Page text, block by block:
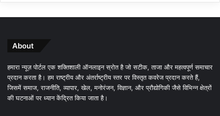
About
हमारा न्यूज़ पोर्टल एक शक्तिशाली ऑनलाइन स्रोत है जो सटीक, ताजा और महत्वपूर्ण समाचार
प्रदान करता है। हम राष्ट्रीय और अंतर्राष्ट्रीय स्तर पर विस्तृत कवरेज प्रदान करते हैं,
जिसमें समाज, राजनीति, व्यापार, खेल, मनोरंजन, विज्ञान, और प्रौद्योगिकी जैसे विभिन्न क्षेत्रों
की घटनाओं पर ध्यान केंद्रित किया जाता है।